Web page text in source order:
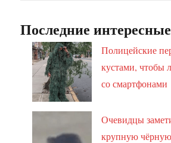
Последние
Полицейские
кустами, чтобы
со смартфонами
Очевидцы
крупную